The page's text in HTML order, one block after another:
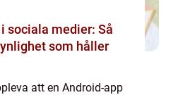
sociala medier: Så
som håller
att en Android-app